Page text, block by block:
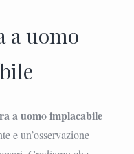
a uomo
a uomo implacabile
e un’osservazione